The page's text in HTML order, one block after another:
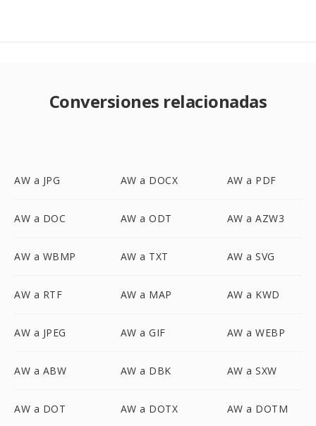
Conversiones relacionadas
AW a JPG AW a DOCX AW a PDF
AW a DOC AW a ODT AW a AZW3
AW a WBMP AW a TXT AW a SVG
AW a RTF AW a MAP AW a KWD
AW a JPEG AW a GIF AW a WEBP
AW a ABW AW a DBK AW a SXW
AW a DOT AW a DOTX AW a DOTM